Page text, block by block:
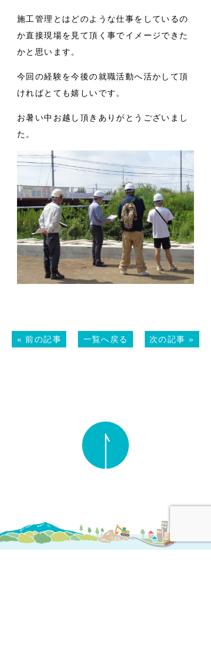
施工管理とはどのような仕事をしているの
か直接現場を見て頂く事でイメージできた
かと思います。
今回の経験を今後の就職活動へ活かして頂
ければとても嬉しいです。
お暑い中お越し頂きありがとうございまし
た。
«前の記事 一覧へ戻る 次の記事 »